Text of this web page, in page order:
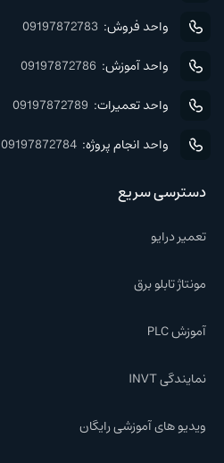
واحد فروش: 09197872783
واحد آموزش: 09197872786
واحد تعمیرات: 09197872789
واحد انجام پروژه: 09197872784
دسترسی سریع
تعمیر درایو
مونتاژ تابلو برق
آموزش PLC
نمایندگی INVT
ویدیو های آموزشی رایگان